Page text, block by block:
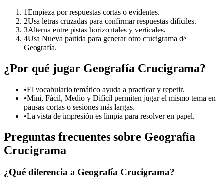
1Empieza por respuestas cortas o evidentes.
2Usa letras cruzadas para confirmar respuestas difíciles.
3Alterna entre pistas horizontales y verticales.
4Usa Nueva partida para generar otro crucigrama de
Geografía.
¿Por qué jugar Geografía Crucigrama?
•El vocabulario temático ayuda a practicar y repetir.
•Mini, Fácil, Medio y Difícil permiten jugar el mismo tema en
pausas cortas o sesiones más largas.
•La vista de impresión es limpia para resolver en papel.
Preguntas frecuentes sobre Geografía
Crucigrama
¿Qué diferencia a Geografía Crucigrama?